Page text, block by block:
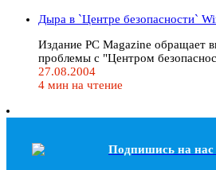
Дыра в `Центре безопасности`
Издание PC Magazine обращает
проблемы с "Центром
27.08.2004
4 мин на чтение
Подпишись на наc